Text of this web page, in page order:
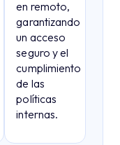
en remoto,
garantizando
un acceso
seguro y el
cumplimiento
de las
políticas
internas.